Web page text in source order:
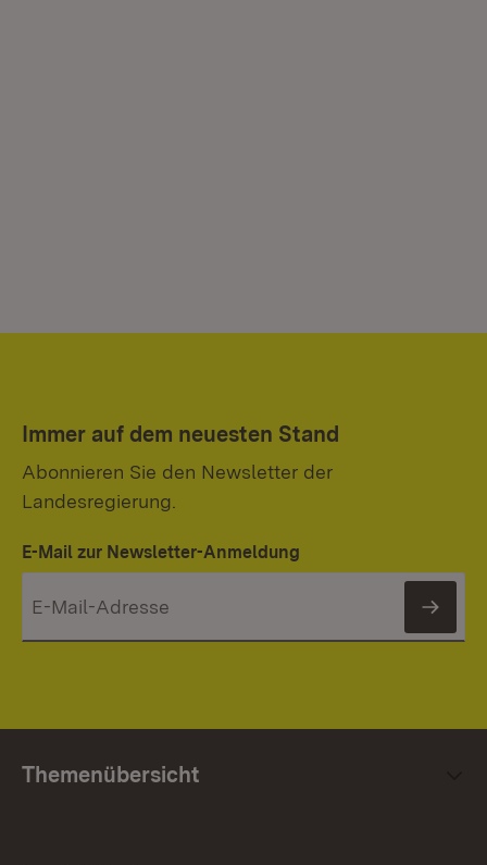
Immer auf dem neuesten Stand
Abonnieren Sie den Newsletter der
Landesregierung.
E-Mail zur Newsletter-Anmeldung
Themenübersicht